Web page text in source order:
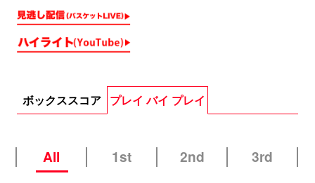
ボックススコア プレイ バイ プレイ
All 1st 2nd
3rd